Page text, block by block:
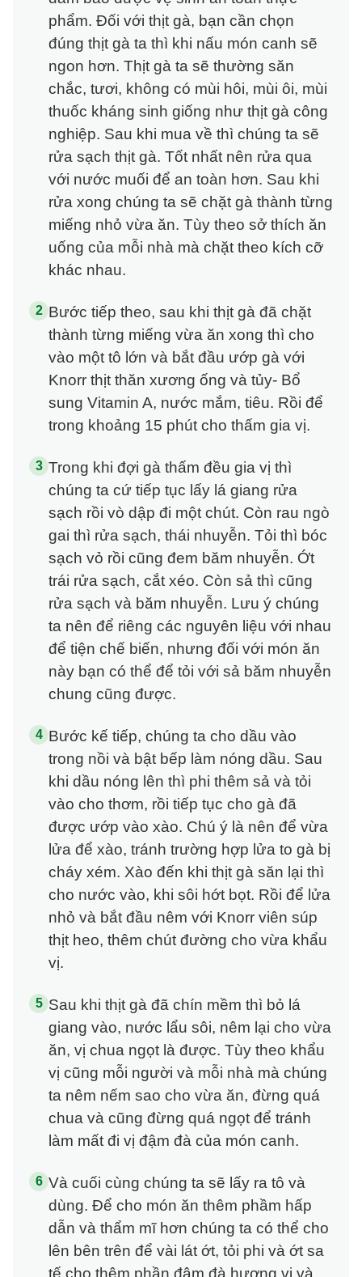
phẩm. Đối với thịt gà, bạn cần chọn
đúng thịt gà ta thì khi nấu món canh sẽ
ngon hơn. Thịt gà ta sẽ thường săn
chắc, tươi, không có mùi hôi, mùi ôi, mùi
thuốc kháng sinh giống như thịt gà công
nghiệp. Sau khi mua về thì chúng ta sẽ
rửa sạch thịt gà. Tốt nhất nên rửa qua
với nước muối để an toàn hơn. Sau khi
rửa xong chúng ta sẽ chặt gà thành từng
miếng nhỏ vừa ăn. Tùy theo sở thích ăn
uống của mỗi nhà mà chặt theo kích cỡ
khác nhau.
Bước tiếp theo, sau khi thịt gà đã chặt
thành từng miếng vừa ăn xong thì cho
vào một tô lớn và bắt đầu ướp gà với
Knorr thịt thăn xương ống và tủy- Bổ
sung Vitamin A, nước mắm, tiêu. Rồi để
trong khoảng 15 phút cho thấm gia vị.
Trong khi đợi gà thấm đều gia vị thì
chúng ta cứ tiếp tục lấy lá giang rửa
sạch rồi vò dập đi một chút. Còn rau ngò
gai thì rửa sạch, thái nhuyễn. Tỏi thì bóc
sạch vỏ rồi cũng đem băm nhuyễn. Ớt
trái rửa sạch, cắt xéo. Còn sả thì cũng
rửa sạch và băm nhuyễn. Lưu ý chúng
ta nên để riêng các nguyên liệu với nhau
để tiện chế biến, nhưng đối với món ăn
này bạn có thể để tỏi với sả băm nhuyễn
chung cũng được.
Bước kế tiếp, chúng ta cho dầu vào
trong nồi và bật bếp làm nóng dầu. Sau
khi dầu nóng lên thì phi thêm sả và tỏi
vào cho thơm, rồi tiếp tục cho gà đã
được ướp vào xào. Chú ý là nên để vừa
lửa để xào, tránh trường hợp lửa to gà bị
cháy xém. Xào đến khi thịt gà săn lại thì
cho nước vào, khi sôi hớt bọt. Rồi để lửa
nhỏ và bắt đầu nêm với Knorr viên súp
thịt heo, thêm chút đường cho vừa khẩu
vị.
Sau khi thịt gà đã chín mềm thì bỏ lá
giang vào, nước lẩu sôi, nêm lại cho vừa
ăn, vị chua ngọt là được. Tùy theo khẩu
vị cũng mỗi người và mỗi nhà mà chúng
ta nêm nếm sao cho vừa ăn, đừng quá
chua và cũng đừng quá ngọt để tránh
làm mất đi vị đậm đà của món canh.
Và cuối cùng chúng ta sẽ lấy ra tô và
dùng. Để cho món ăn thêm phầm hấp
dẫn và thẩm mĩ hơn chúng ta có thể cho
lên bên trên để vài lát ớt, tỏi phi và ớt sa
tế cho thêm phần đậm đà hương vị và